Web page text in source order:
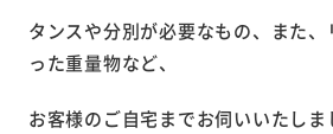
タンスや分別が必要なもの、また
った重量物など、
お客様のご自宅までお伺いいたし